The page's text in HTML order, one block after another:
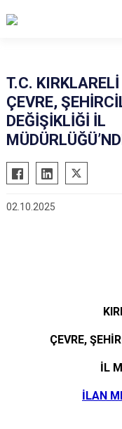
T.C.
ÇEVRE,
DEĞİŞİKLİĞİ İL
02.10.2025
ÇEVRE,
İL
İLAN